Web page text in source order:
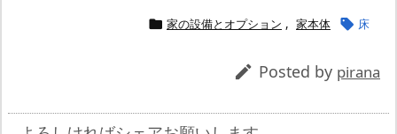
 家の設備とオプション , 家本体  床
 Posted by pirana